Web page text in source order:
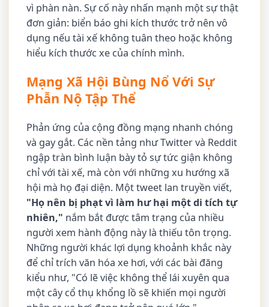
vì phàn nàn. Sự cố này nhấn mạnh một sự thật
đơn giản: biển báo ghi kích thước trở nên vô
dụng nếu tài xế không tuân theo hoặc không
hiểu kích thước xe của chính mình.
Mạng Xã Hội Bùng Nổ Với Sự
Phẫn Nộ Tập Thể
Phản ứng của cộng đồng mạng nhanh chóng
và gay gắt. Các nền tảng như Twitter và Reddit
ngập tràn bình luận bày tỏ sự tức giận không
chỉ với tài xế, mà còn với những xu hướng xã
hội mà họ đại diện. Một tweet lan truyền viết,
"Họ nên bị phạt vì làm hư hại một di tích tự
nhiên," nắm bắt được tâm trạng của nhiều
người xem hành động này là thiếu tôn trọng.
Những người khác lợi dụng khoảnh khắc này
để chỉ trích văn hóa xe hơi, với các bài đăng
kiểu như, "Có lẽ việc không thể lái xuyên qua
một cây cổ thụ khổng lồ sẽ khiến mọi người